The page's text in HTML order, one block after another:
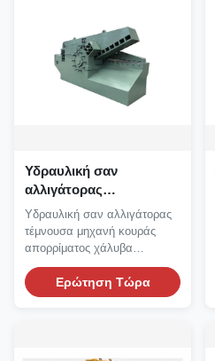
Υδραυλική σαν
αλλιγάτορας
κουρεύοντας μηχανή
κουράς απορρίματος
μηχανών για το χάλυβα
αποβλήτων
Υδραυλική σαν αλλιγάτορας
τέμνουσα μηχανή κουράς
απορρίματος χάλυβα
αποβλήτων για την πώληση:
Η...
Ερώτηση Τώρα